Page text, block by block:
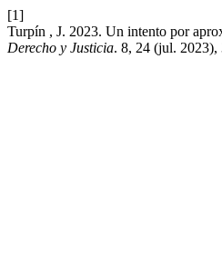
[1]
Turpín , J. 2023. Un intento por
Derecho y Justicia. 8, 24 (jul.